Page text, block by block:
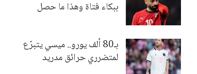
ببكاء فتاة وهذا ما حصل
بـ80 ألف يورو.. ميسي يتبرّع
لمتضرري حرائق مدريد